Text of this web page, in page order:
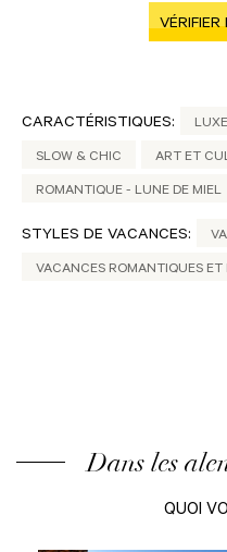
CARACTÉRISTIQUES:
SLOW & CHIC ART ET
ROMANTIQUE - LUNE DE MIEL
STYLES DE VACANCES:
VACANCES ROMANTIQUES ET
Dans les
QUOI